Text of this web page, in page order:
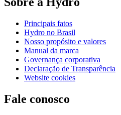
Principais fatos
Hydro no Brasil
Nosso propósito e valores
Manual da marca
Governança corporativa
Declaração de Transparência
Website cookies
Fale conosco